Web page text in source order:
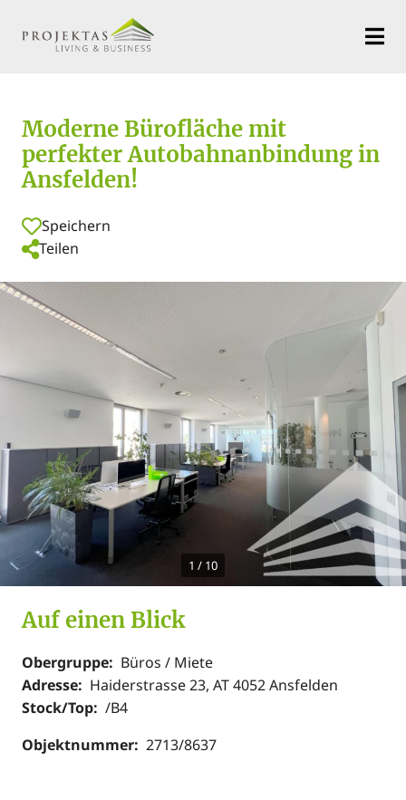
Moderne Bürofläche mit
perfekter Autobahnanbindung in
Ansfelden!
Speichern
Teilen
1 / 10
Auf einen Blick
Obergruppe: Büros / Miete
Adresse: Haiderstrasse 23, AT 4052 Ansfelden
Stock/Top: /B4
Objektnummer: 2713/8637